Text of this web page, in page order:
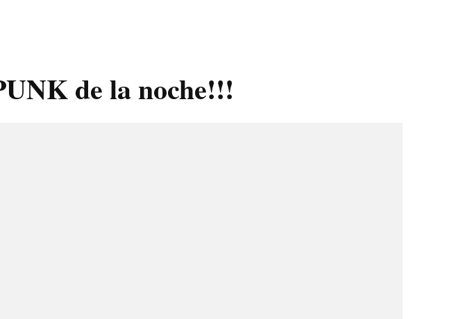
de la noche!!!